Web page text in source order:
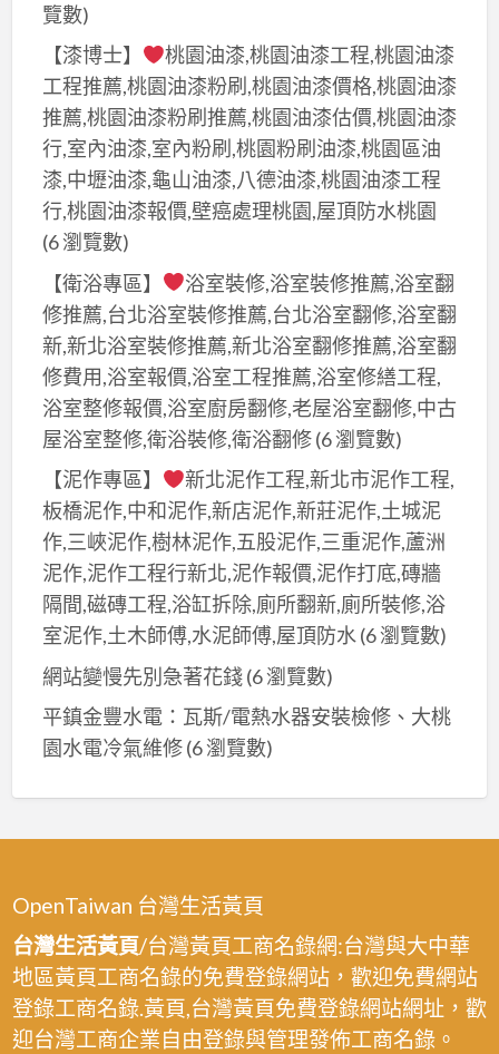
覽數)
【漆博士】
桃園油漆,桃園油漆工程,桃園油漆
工程推薦,桃園油漆粉刷,桃園油漆價格,桃園油漆
推薦,桃園油漆粉刷推薦,桃園油漆估價,桃園油漆
行,室內油漆,室內粉刷,桃園粉刷油漆,桃園區油
漆,中壢油漆,龜山油漆,八德油漆,桃園油漆工程
行,桃園油漆報價,壁癌處理桃園,屋頂防水桃園
(6 瀏覽數)
【衛浴專區】
浴室裝修,浴室裝修推薦,浴室翻
修推薦,台北浴室裝修推薦,台北浴室翻修,浴室翻
新,新北浴室裝修推薦,新北浴室翻修推薦,浴室翻
修費用,浴室報價,浴室工程推薦,浴室修繕工程,
浴室整修報價,浴室廚房翻修,老屋浴室翻修,中古
屋浴室整修,衛浴裝修,衛浴翻修(6 瀏覽數)
【泥作專區】
新北泥作工程,新北市泥作工程,
板橋泥作,中和泥作,新店泥作,新莊泥作,土城泥
作,三峽泥作,樹林泥作,五股泥作,三重泥作,蘆洲
泥作,泥作工程行新北,泥作報價,泥作打底,磚牆
隔間,磁磚工程,浴缸拆除,廁所翻新,廁所裝修,浴
室泥作,土木師傅,水泥師傅,屋頂防水(6 瀏覽數)
網站變慢先別急著花錢(6 瀏覽數)
平鎮金豐水電：瓦斯/電熱水器安裝檢修、大桃
園水電冷氣維修(6 瀏覽數)
OpenTaiwan 台灣生活黃頁
台灣生活黃頁/台灣黃頁工商名錄網:台灣與大中華
地區黃頁工商名錄的免費登錄網站，歡迎免費網站
登錄工商名錄.黃頁,台灣黃頁免費登錄網站網址，歡
迎台灣工商企業自由登錄與管理發佈工商名錄。